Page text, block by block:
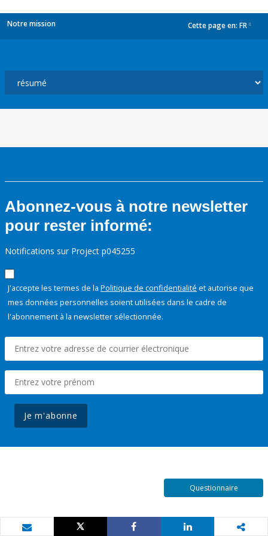
Notre mission Cette page en: FR
Abonnez-vous à notre newsletter
pour rester informé:
Notifications sur Project p045255
J'accepte les termes de la Politique de confidentialité et autorise que
mes données personnelles soient utilisées dans le cadre de
l'abonnement à la newsletter sélectionnée.
Je m'abonne
Questionnaire